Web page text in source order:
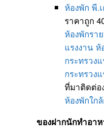
ห้องพัก พี.
ราคาถูก
ห้องพักรา
แรงงาน ห้
กระทรวง
กระทรวง
ที่มาติดต่อ
ห้องพักใก
ของฝากนักทำอาห